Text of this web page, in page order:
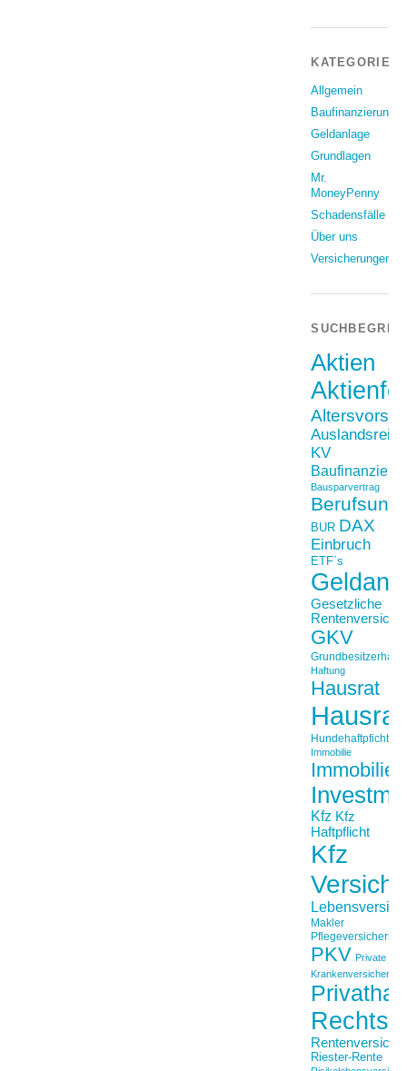
KATEGORIEN
Allgemein
Baufinanzierung
Geldanlage
Grundlagen
Mr.
MoneyPenny
Schadensfälle
Über uns
Versicherungen
Aktien
Auslandsreise
KV
Bausparvertrag
BUR DAX
Einbruch
ETF´s
Gesetzliche
GKV
Haftung
Hausrat
Hundehaftpficht
Immobilie
Kfz Kfz
Haftpflicht
Kfz
Makler
Pflegeversicherung
PKV Private
Krankenversicherung
Riester-Rente